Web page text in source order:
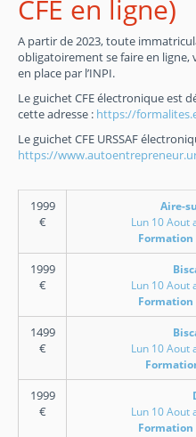
CFE en ligne)
A partir de 2023, toute
obligatoirement se faire en ligne,
en place par l’INPI.
Le guichet CFE électronique est
cette adresse : https://
Le guichet CFE URSSAF
https://
1999
€
Aire-
Lun 10 Aout
1999
€
Lun 10 Aout
1499
€
Lun 10 Aout
1999
€
Lun 10 Aout